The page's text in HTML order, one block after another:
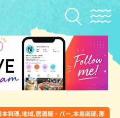
料理,地域,居酒屋・バー,本島南部,那